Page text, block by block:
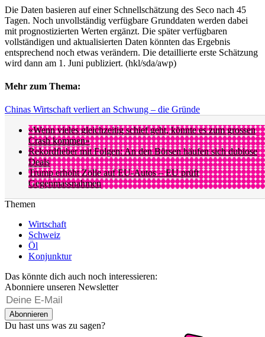
Die Daten basieren auf einer Schnellschätzung des Seco nach 45
Tagen. Noch unvollständig verfügbare Grunddaten werden dabei
mit prognostizierten Werten ergänzt. Die später verfügbaren
vollständigen und aktualisierten Daten könnten das Ergebnis
entsprechend noch etwas verändern. Die detaillierte erste Schätzung
wird dann am 1. Juni publiziert. (hkl/sda/awp)
Mehr zum Thema:
Chinas Wirtschaft verliert an Schwung – die Gründe
«Wenn vieles gleichzeitig schief geht, könnte es zum grossen
Crash kommen»
Rekordfieber mit Folgen: An den Börsen häufen sich dubiose
Deals
Trump erhöht Zölle auf EU-Autos – EU prüft
Gegenmassnahmen
Themen
Wirtschaft
Schweiz
Öl
Konjunktur
Das könnte dich auch noch interessieren:
Abonniere unseren Newsletter
Abonnieren
Du hast uns was zu sagen?